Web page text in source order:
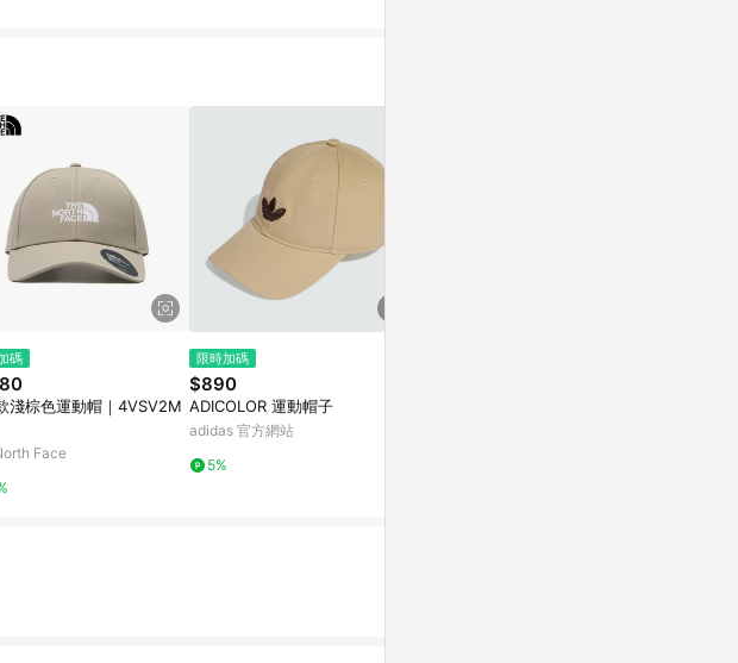
碼
淺棕色運動帽｜4VSV2M
Face
限時加碼
$890
ADICOLOR 運動帽子
adidas 官方網站
5%